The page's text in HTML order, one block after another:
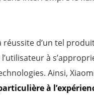
réussite d’un tel
à
Ainsi,
à